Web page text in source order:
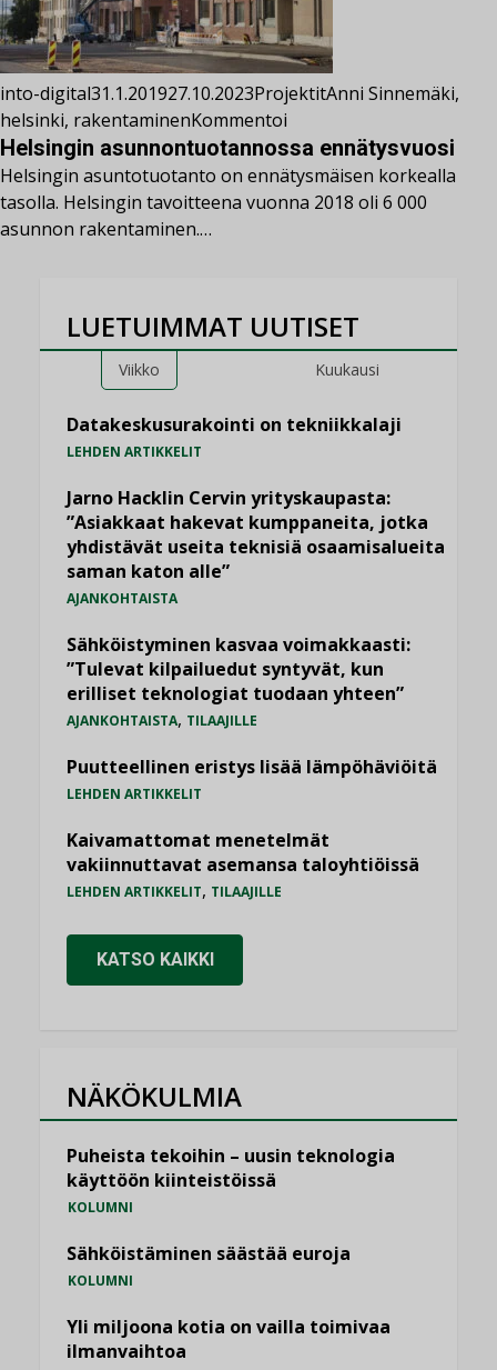
into-digital31.1.201927.10.2023ProjektitAnni Sinnemäki,
helsinki, rakentaminenKommentoi
Helsingin asunnontuotannossa ennätysvuosi
Helsingin asuntotuotanto on ennätysmäisen korkealla
tasolla. Helsingin tavoitteena vuonna 2018 oli 6 000
asunnon rakentaminen.…
LUETUIMMAT UUTISET
Viikko Kuukausi
Datakeskusurakointi on tekniikkalaji
LEHDEN ARTIKKELIT
Jarno Hacklin Cervin yrityskaupasta:
”Asiakkaat hakevat kumppaneita, jotka
yhdistävät useita teknisiä osaamisalueita
saman katon alle”
AJANKOHTAISTA
Sähköistyminen kasvaa voimakkaasti:
”Tulevat kilpailuedut syntyvät, kun
erilliset teknologiat tuodaan yhteen”
AJANKOHTAISTA, TILAAJILLE
Puutteellinen eristys lisää lämpöhäviöitä
LEHDEN ARTIKKELIT
Kaivamattomat menetelmät
vakiinnuttavat asemansa taloyhtiöissä
LEHDEN ARTIKKELIT, TILAAJILLE
KATSO KAIKKI
NÄKÖKULMIA
Puheista tekoihin – uusin teknologia
käyttöön kiinteistöissä
KOLUMNI
Sähköistäminen säästää euroja
KOLUMNI
Yli miljoona kotia on vailla toimivaa
ilmanvaihtoa